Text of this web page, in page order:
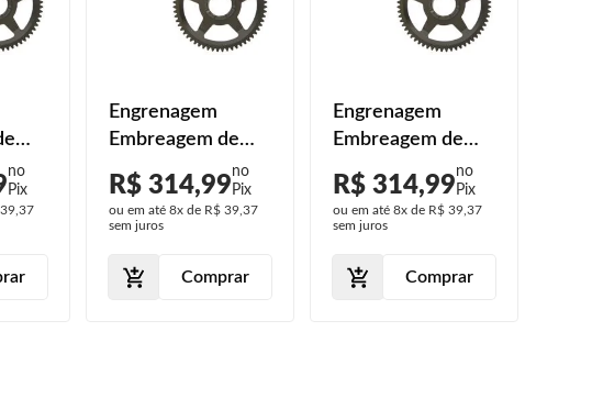
Engrenagem
Embreagem de
Partida CB 300R
Flex 2010 2011
2012 2013 A 2015
R$ 314,99
ou em até 8x de R$ 39,37
sem juros
Comprar
Engrenagem
Embreagem de
Partida CB 300R
2010 2011 2012
2013 2014 2015
R$ 314,99
ou em até 8x de R$ 39,37
sem juros
Comprar